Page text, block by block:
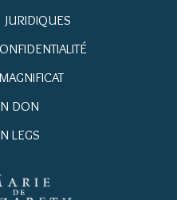
JURIDIQUES
DON
LEGS